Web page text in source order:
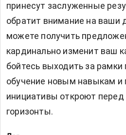
принесут заслуженные
обратит внимание на ваши
можете получить
кардинально изменит ваш
бойтесь выходить за
обучение новым навыкам и
инициативы откроют
горизонты.